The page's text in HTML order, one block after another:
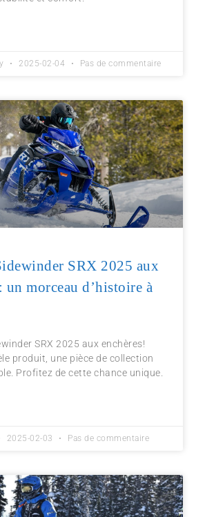
2025-02-04 Pas de commentaire
SRX 2025 aux
un morceau d’histoire à
SRX 2025 aux enchères!
produit, une pièce de collection
Profitez de cette chance unique.
2025-02-03 Pas de commentaire